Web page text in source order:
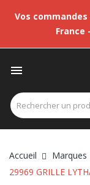
Vos
France

Accueil Marques
29969 GRILLE